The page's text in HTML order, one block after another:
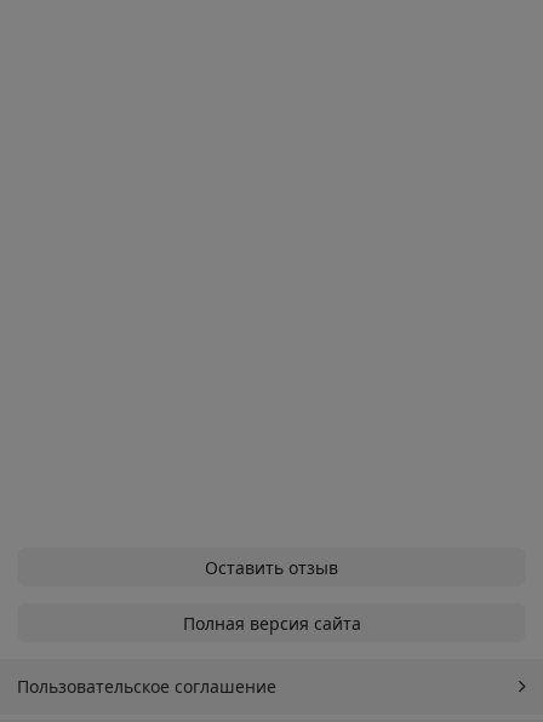
Оставить отзыв
Полная версия сайта
Пользовательское соглашение